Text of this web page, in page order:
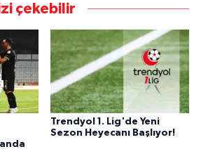
çekebilir
Trendyol 1. Lig'de Yeni
Sezon Heyecanı Başlıyor!